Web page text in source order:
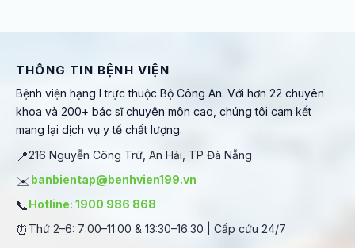
THÔNG TIN BỆNH VIỆN
Bệnh viện hạng I trực thuộc Bộ Công An. Với hơn 22 chuyên
khoa và 200+ bác sĩ chuyên môn cao, chúng tôi cam kết
mang lại dịch vụ y tế chất lượng.
📍216 Nguyễn Công Trứ, An Hải, TP Đà Nẵng
✉️banbientap@benhvien199.vn
📞Hotline: 1900 986 868
⏰ Thứ 2–6: 7:00–11:00 & 13:30–16:30 | Cấp cứu 24/7